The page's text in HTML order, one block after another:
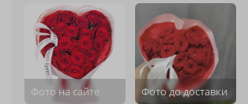
Фото на сайте Фото до доставки